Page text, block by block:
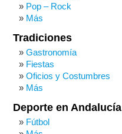
Pop – Rock
Más
Tradiciones
Gastronomía
Fiestas
Oficios y Costumbres
Más
Deporte en Andalucía
Fútbol